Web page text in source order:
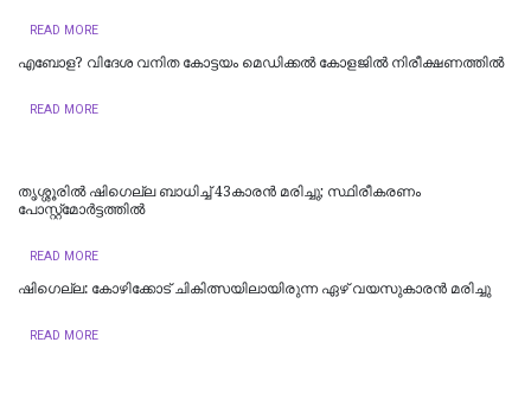
READ MORE
എ​ബോ​ള? വി​ദേ​ശ വ​നി​ത കോ​ട്ട​യം മെ​ഡി​ക്ക​ൽ കോ​ള​ജി​ൽ നി​രീ​ക്ഷ​ണ​ത്തി​ൽ
READ MORE
തൃശ്ശൂരിൽ ഷിഗെല്ല ബാധിച്ച് 43കാരൻ മരിച്ചു; സ്ഥിരീകരണം
പോസ്റ്റ്‌മോര്‍ട്ടത്തില്‍
READ MORE
ഷിഗെല്ല: കോഴിക്കോട് ചികിത്സയിലായിരുന്ന ഏഴ് വയസുകാരന്‍ മരിച്ചു
READ MORE